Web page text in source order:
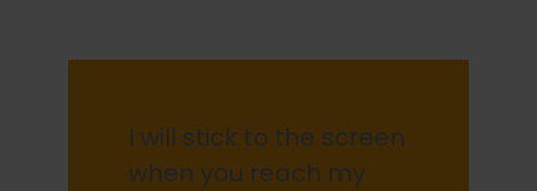
I will stick to the screen
when you reach my